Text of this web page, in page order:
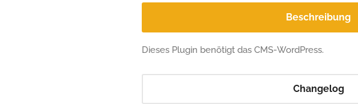
Beschreibung
Dieses Plugin benötigt das CMS-WordPress.
Changelog